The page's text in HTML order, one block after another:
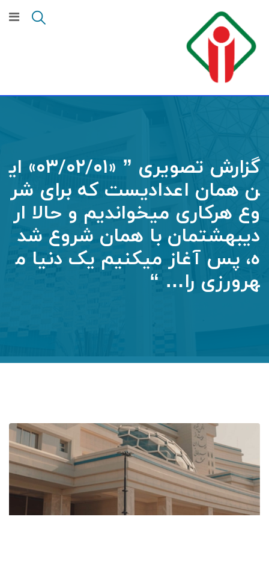
گزارش تصویری ” «۰۳/۰۲/۰۱» ای
ن همان اعدادیست که برای شر
وع هرکاری میخواندیم و حالا ار
دیبهشتمان با همان شروع شد
ه، پس آغاز میکنیم یک دنیا م
هرورزی را… “